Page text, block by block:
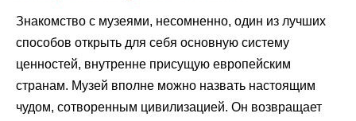
Знакомство с музеями, несомненно, один из лучших
способов открыть для себя основную систему
ценностей, внутренне присущую европейским
странам. Музей вполне можно назвать настоящим
чудом, сотворенным цивилизацией. Он возвращает